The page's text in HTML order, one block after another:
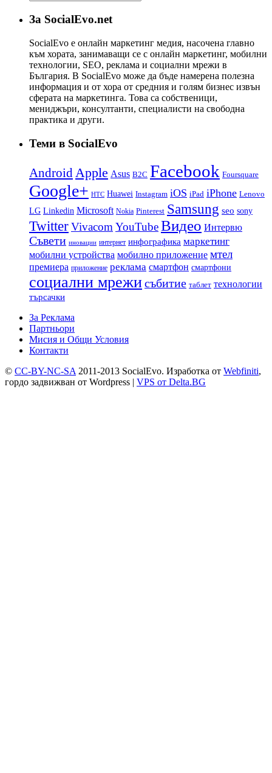
За SocialEvo.net
SocialEvo е онлайн маркетинг медия, насочена главно
към хората, занимаващи се с онлайн маркетинг, мобилни
технологии, SEO, реклама и социални мрежи в
България. В SocialEvo може да бъде намерена полезна
информация и от хора от средния и голям бизнес извън
сферата на маркетинга. Това са собственици,
мениджъри, консултанти, специалисти на свободна
практика и други.
Теми в SocialEvo
AndroidApple Asus B2C Facebook Foursquare
Google+ HTC Huawei Instagram iOS iPad iPhone Lenovo
LG Linkedin Microsoft Nokia Pinterest Samsung seo sony
TwitterVivacomYouTubeВидео Интервю
Съвети иновации интернет инфографика маркетинг
мобилни устройства мобилно приложение мтел
премиера приложение реклама смартфон смартфони
социални мрежисъбитие таблет технологии
търсачки
За Реклама
Партньори
Мисия и Общи Условия
Контакти
© CC-BY-NC-SA 2011-2013 SocialEvo. Изработка от Webfiniti,
гордо задвижван от Wordpress | VPS от Delta.BG